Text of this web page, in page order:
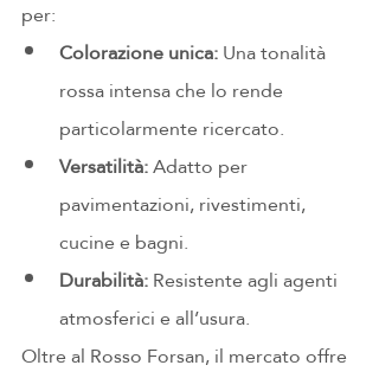
per:
Colorazione unica: Una tonalità
rossa intensa che lo rende
particolarmente ricercato.
Versatilità: Adatto per
pavimentazioni, rivestimenti,
cucine e bagni.
Durabilità: Resistente agli agenti
atmosferici e all’usura.
Oltre al Rosso Forsan, il mercato offre